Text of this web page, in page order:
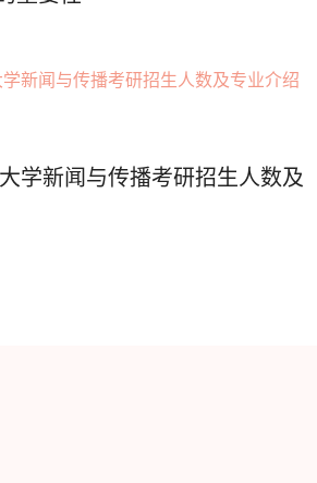
学新闻与传播考研招生人数及